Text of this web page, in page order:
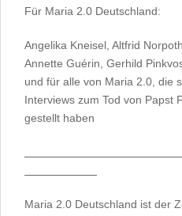
Für Maria 2.0 Deutschland:
Angelika Kneisel, Altfrid
Annette Guérin, Gerhild
und für alle von Maria 2.0, die
Interviews zum Tod von Papst
gestellt haben
Maria 2.0 Deutschland ist der